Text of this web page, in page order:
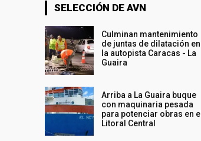
SELECCIÓN DE AVN
Culminan mantenimiento
de juntas de dilatación en
la autopista Caracas - La
Guaira
Arriba a La Guaira buque
con maquinaria pesada
para potenciar obras en el
Litoral Central